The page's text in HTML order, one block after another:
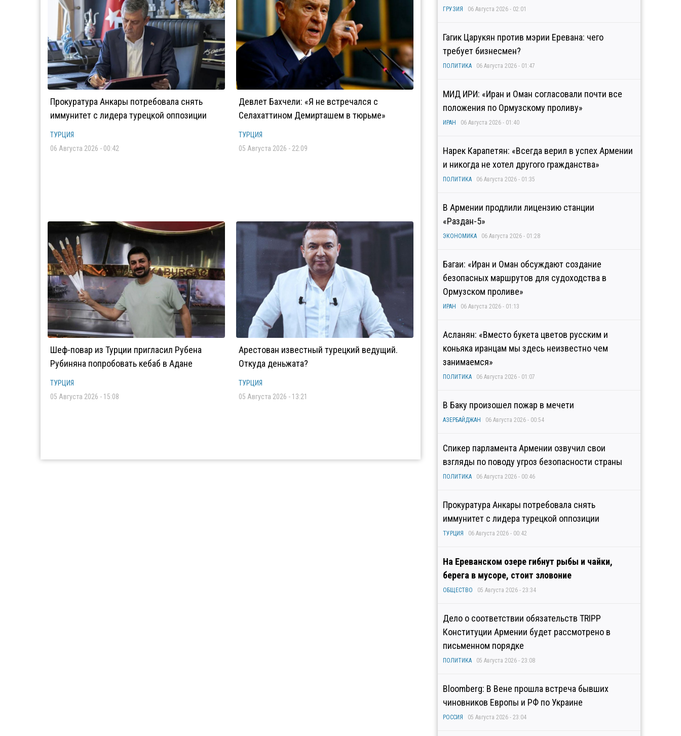
Прокуратура Анкары потребовала снять
иммунитет с лидера турецкой оппозиции
ТУРЦИЯ
06 Августа 2026 - 00:42
Девлет Бахчели: «Я не встречался с
Селахаттином Демирташем в тюрьме»
ТУРЦИЯ
05 Августа 2026 - 22:09
Шеф-повар из Турции пригласил Рубена
Рубиняна попробовать кебаб в Адане
ТУРЦИЯ
05 Августа 2026 - 15:08
Арестован известный турецкий ведущий.
Откуда деньжата?
ТУРЦИЯ
05 Августа 2026 - 13:21
ГРУЗИЯ 06 Августа 2026 - 02:01
Гагик Царукян против мэрии Еревана: чего
требует бизнесмен?
ПОЛИТИКА 06 Августа 2026 - 01:47
МИД ИРИ: «Иран и Оман согласовали почти все
положения по Ормузскому проливу»
ИРАН 06 Августа 2026 - 01:40
Нарек Карапетян: «Всегда верил в успех Армении
и никогда не хотел другого гражданства»
ПОЛИТИКА 06 Августа 2026 - 01:35
В Армении продлили лицензию станции
«Раздан-5»
ЭКОНОМИКА 06 Августа 2026 - 01:28
Багаи: «Иран и Оман обсуждают создание
безопасных маршрутов для судоходства в
Ормузском проливе»
ИРАН 06 Августа 2026 - 01:13
Асланян: «Вместо букета цветов русским и
коньяка иранцам мы здесь неизвестно чем
занимаемся»
ПОЛИТИКА 06 Августа 2026 - 01:07
В Баку произошел пожар в мечети
АЗЕРБАЙДЖАН 06 Августа 2026 - 00:54
Спикер парламента Армении озвучил свои
взгляды по поводу угроз безопасности страны
ПОЛИТИКА 06 Августа 2026 - 00:46
Прокуратура Анкары потребовала снять
иммунитет с лидера турецкой оппозиции
ТУРЦИЯ 06 Августа 2026 - 00:42
На Ереванском озере гибнут рыбы и чайки,
берега в мусоре, стоит зловоние
ОБЩЕСТВО 05 Августа 2026 - 23:34
Дело о соответствии обязательств TRIPP
Конституции Армении будет рассмотрено в
письменном порядке
ПОЛИТИКА 05 Августа 2026 - 23:08
Bloomberg: В Вене прошла встреча бывших
чиновников Европы и РФ по Украине
РОССИЯ 05 Августа 2026 - 23:04